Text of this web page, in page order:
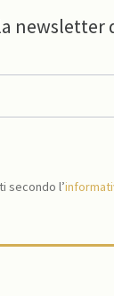
newsletter
secondo l’